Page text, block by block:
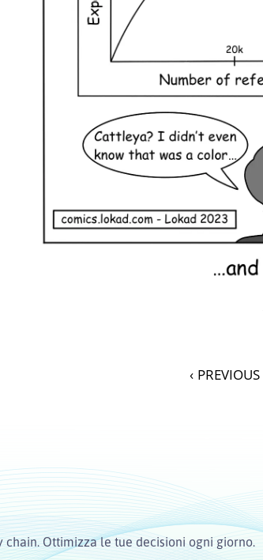
‹ PREVIOUS
Ottimizza le tue decisioni ogni giorno.